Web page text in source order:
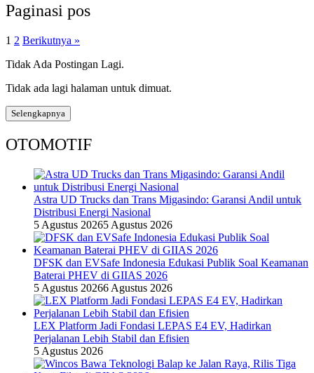
Paginasi pos
1 2 Berikutnya »
Tidak Ada Postingan Lagi.
Tidak ada lagi halaman untuk dimuat.
Selengkapnya
OTOMOTIF
Astra UD Trucks dan Trans Migasindo: Garansi Andil untuk
Distribusi Energi Nasional
5 Agustus 20265 Agustus 2026
DFSK dan EVSafe Indonesia Edukasi Publik Soal Keamanan
Baterai PHEV di GIIAS 2026
5 Agustus 20266 Agustus 2026
LEX Platform Jadi Fondasi LEPAS E4 EV, Hadirkan
Perjalanan Lebih Stabil dan Efisien
5 Agustus 2026